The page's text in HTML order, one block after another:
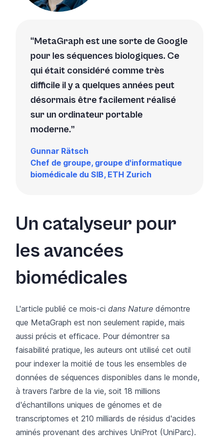
MetaGraph est une sorte de Google
pour les séquences biologiques. Ce
qui était considéré comme très
difficile il y a quelques années peut
désormais être facilement réalisé
sur un ordinateur portable
moderne.
Gunnar Rätsch
Chef de groupe, groupe d'informatique
biomédicale du SIB, ETH Zurich
Un catalyseur pour
les avancées
biomédicales
L'article publié ce mois-ci dans Nature démontre
que MetaGraph est non seulement rapide, mais
aussi précis et efficace. Pour démontrer sa
faisabilité pratique, les auteurs ont utilisé cet outil
pour indexer la moitié de tous les ensembles de
données de séquences disponibles dans le monde,
à travers l'arbre de la vie, soit 18 millions
d'échantillons uniques de génomes et de
transcriptomes et 210 milliards de résidus d'acides
aminés provenant des archives UniProt (UniParc).